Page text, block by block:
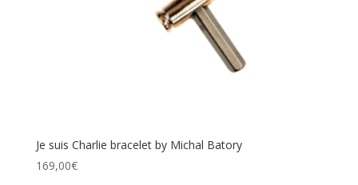
Je suis Charlie bracelet by Michal Batory
169,00€